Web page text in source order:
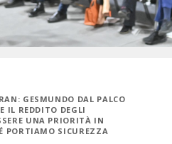
GESMUNDO DAL PALCO
IL REDDITO DEGLI
UNA PRIORITÀ IN
PORTIAMO SICUREZZA